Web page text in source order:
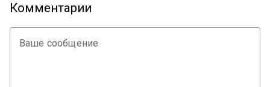
Комментарии
Ваше сообщение